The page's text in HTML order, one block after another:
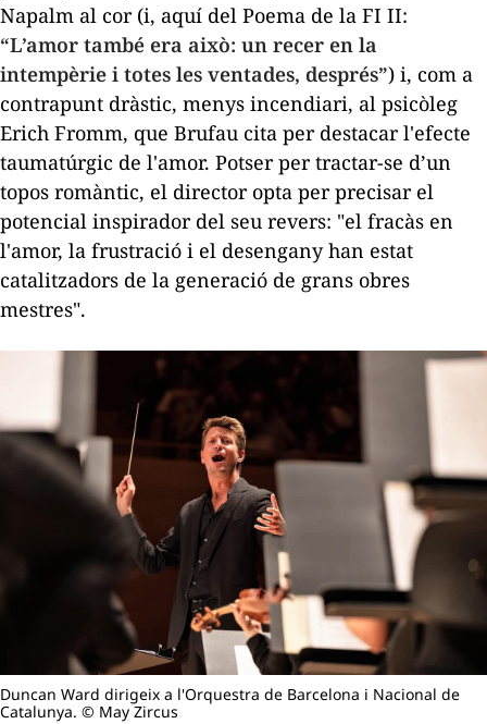
Napalm al cor(i, aquí del Poema de la FI II:
“L’amor també era això: un recer en la
intempèrie i totes les ventades, després”) i, com a
contrapunt dràstic, menys incendiari, al psicòleg
Erich Fromm, que Brufau cita per destacar l'efecte
taumatúrgic de l'amor. Potser per tractar-se d’un
topos romàntic, el director opta per precisar el
potencial inspirador del seu revers: "el fracàs en
l'amor, la frustració i el desengany han estat
catalitzadors de la generació de grans obres
mestres".
Duncan Ward dirigeix a l'Orquestra de Barcelona i Nacional de
Catalunya. © May Zircus